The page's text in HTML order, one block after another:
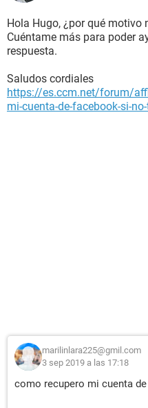
Hola Hugo, ¿por qué motivo
Cuéntame más para poder
respuesta.
Saludos cordiales
https://es.ccm.net/forum/
mi-cuenta-de-facebook-si-
marilinlara225@gmil.com
3 sep 2019 a las 17:18
como recupero mi cuenta